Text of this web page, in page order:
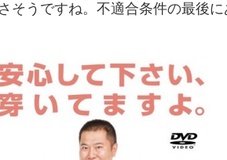
そうですね。不適合条件の最後